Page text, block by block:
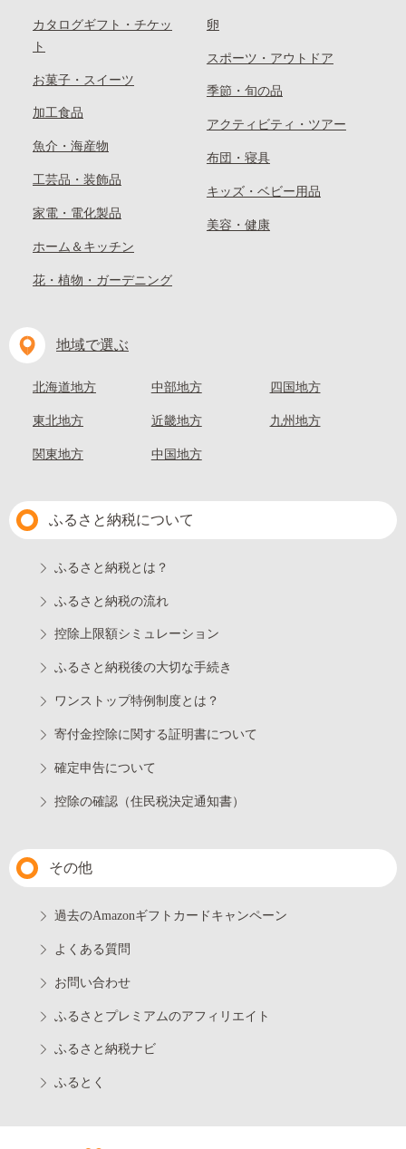
カタログギフト・チケッ
ト
お菓子・スイーツ
加工食品
魚介・海産物
工芸品・装飾品
家電・電化製品
ホーム＆キッチン
花・植物・ガーデニング
卵
スポーツ・アウトドア
季節・旬の品
アクティビティ・ツアー
布団・寝具
キッズ・ベビー用品
美容・健康
地域で選ぶ
北海道地方
東北地方
関東地方
中部地方
近畿地方
中国地方
四国地方
九州地方
ふるさと納税について
ふるさと納税とは？
ふるさと納税の流れ
控除上限額シミュレーション
ふるさと納税後の大切な手続き
ワンストップ特例制度とは？
寄付金控除に関する証明書について
確定申告について
控除の確認（住民税決定通知書）
その他
過去のAmazonギフトカードキャンペーン
よくある質問
お問い合わせ
ふるさとプレミアムのアフィリエイト
ふるさと納税ナビ
ふるとく